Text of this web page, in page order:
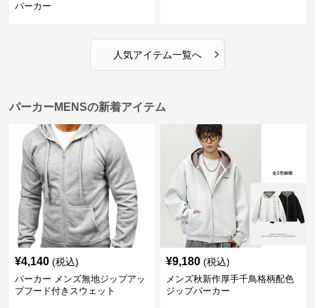
パーカー
人気アイテム一覧へ ›
パーカーMENSの新着アイテム
¥4,140 (税込)
パーカー メンズ無地ジップアッ
プフード付きスウェット
¥9,180 (税込)
メンズ秋新作厚手千鳥格柄配色
ジップパーカー